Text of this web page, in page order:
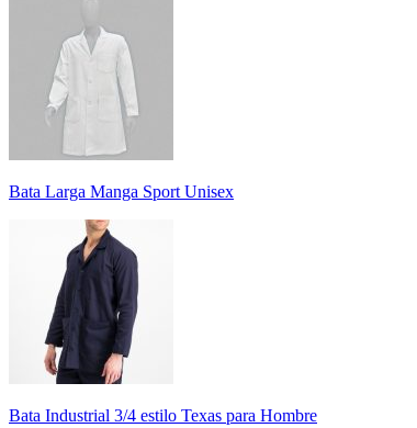
Bata Larga Manga Sport Unisex
Bata Industrial 3/4 estilo Texas para Hombre